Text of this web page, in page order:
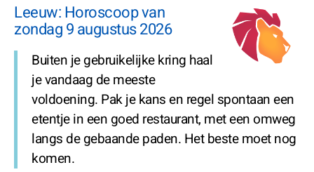
Leeuw: Horoscoop van
zondag 9 augustus 2026
Buiten je gebruikelijke kring haal
je vandaag de meeste
voldoening. Pak je kans en regel spontaan een
etentje in een goed restaurant, met een omweg
langs de gebaande paden. Het beste moet nog
komen.